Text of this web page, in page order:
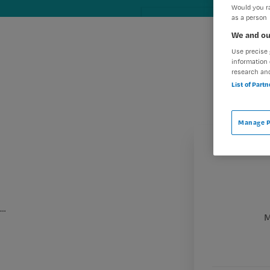
…
Would you
as a person
We and
Use
information
research
List of
Manage